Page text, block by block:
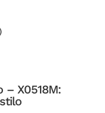
– X0518M: